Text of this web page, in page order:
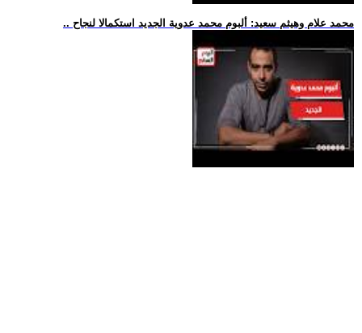
.. محمد علام وهيثم سعيد: ألبوم محمد عدوية الجديد استكمالا لنجاح